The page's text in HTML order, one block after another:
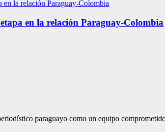
en la relación Paraguay-Colombia
paraguayo como un equipo